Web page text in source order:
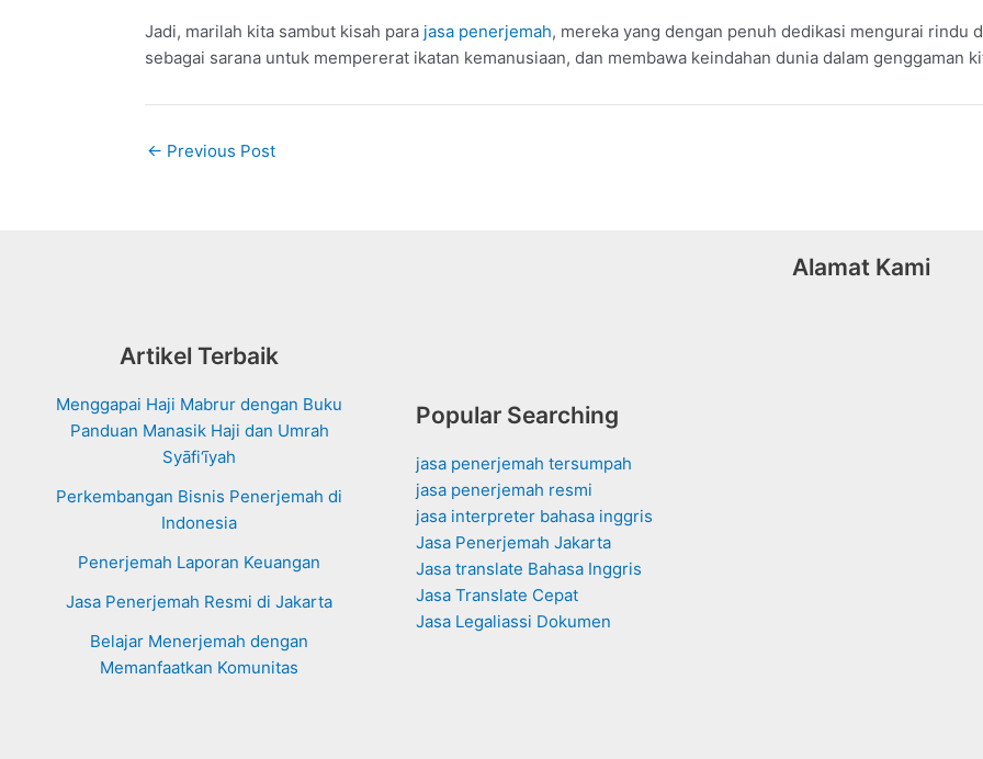
Jadi, marilah kita sambut kisah para jasa penerjemah, mereka yang dengan penuh dedikasi mengurai rindu
sebagai sarana untuk mempererat ikatan kemanusiaan, dan membawa keindahan dunia dalam genggaman
Post
← Previous Post
Artikel Terbaik
Menggapai Haji Mabrur dengan Buku
Panduan Manasik Haji dan Umrah
Syāfi‘īyah
Perkembangan Bisnis Penerjemah di
Indonesia
Penerjemah Laporan Keuangan
Jasa Penerjemah Resmi di Jakarta
Belajar Menerjemah dengan
Memanfaatkan Komunitas
Popular Searching
jasa penerjemah tersumpah
jasa penerjemah resmi
jasa interpreter bahasa inggris
Jasa Penerjemah Jakarta
Jasa translate Bahasa Inggris
Jasa Translate Cepat
Jasa Legaliassi Dokumen
Alamat Kami